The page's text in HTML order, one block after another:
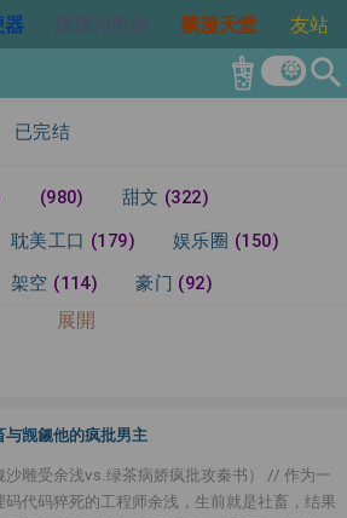
器 禁漫天堂 友站
search
已完结
(980) 甜文 (322)
耽美工口 (179) 娱乐圈 (150)
架空 (114) 豪门 (92)
古代｜非现代
展開
与觊觎他的疯批男主
沙雕受余浅vs.绿茶病娇疯批攻秦书） // 作为一
码代码猝死的工程师余浅，生前就是社畜，结果